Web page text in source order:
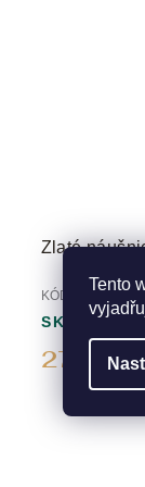
Tento
Zlaté
KÓD:
27 630
SKLADEM